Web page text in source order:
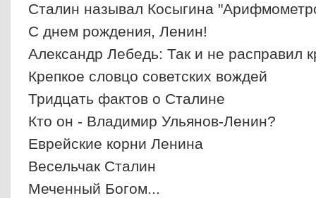
Сталин называл Косыгина
С днем рождения, Ленин!
Александр Лебедь: Так и не расправил
Крепкое словцо советских вождей
Тридцать фактов о Сталине
Кто он - Владимир Ульянов-Ленин?
Еврейские корни Ленина
Весельчак Сталин
Меченный Богом...